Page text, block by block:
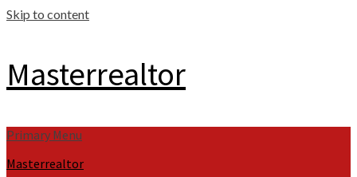
Skip to content
Masterrealtor
Primary Menu
Masterrealtor